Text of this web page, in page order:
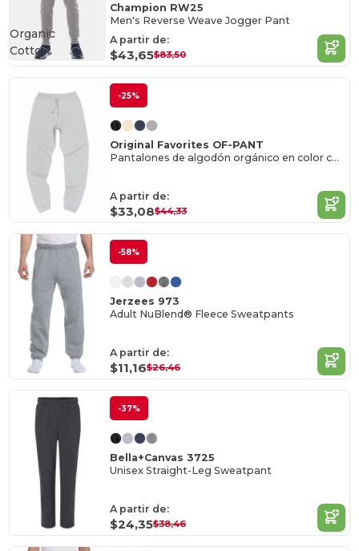
Champion RW25
Men's Reverse Weave Jogger Pant
A partir de:
$43,65$83,50
Organic
Cotton
-25%
Original Favorites OF-PANT
Pantalones de algodón orgánico en color ceniza Heather
A partir de:
$33,08$44,33
-58%
Jerzees 973
Adult NuBlend® Fleece Sweatpants
A partir de:
$11,16$26,46
-37%
Bella+Canvas 3725
Unisex Straight-Leg Sweatpant
A partir de:
$24,35$38,46